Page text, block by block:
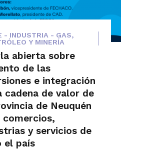
- INDUSTRIA - GAS,
Y MINERÍA
abierta sobre
de las
e integración
cadena de valor de
de Neuquén
comercios,
y servicios de
el país